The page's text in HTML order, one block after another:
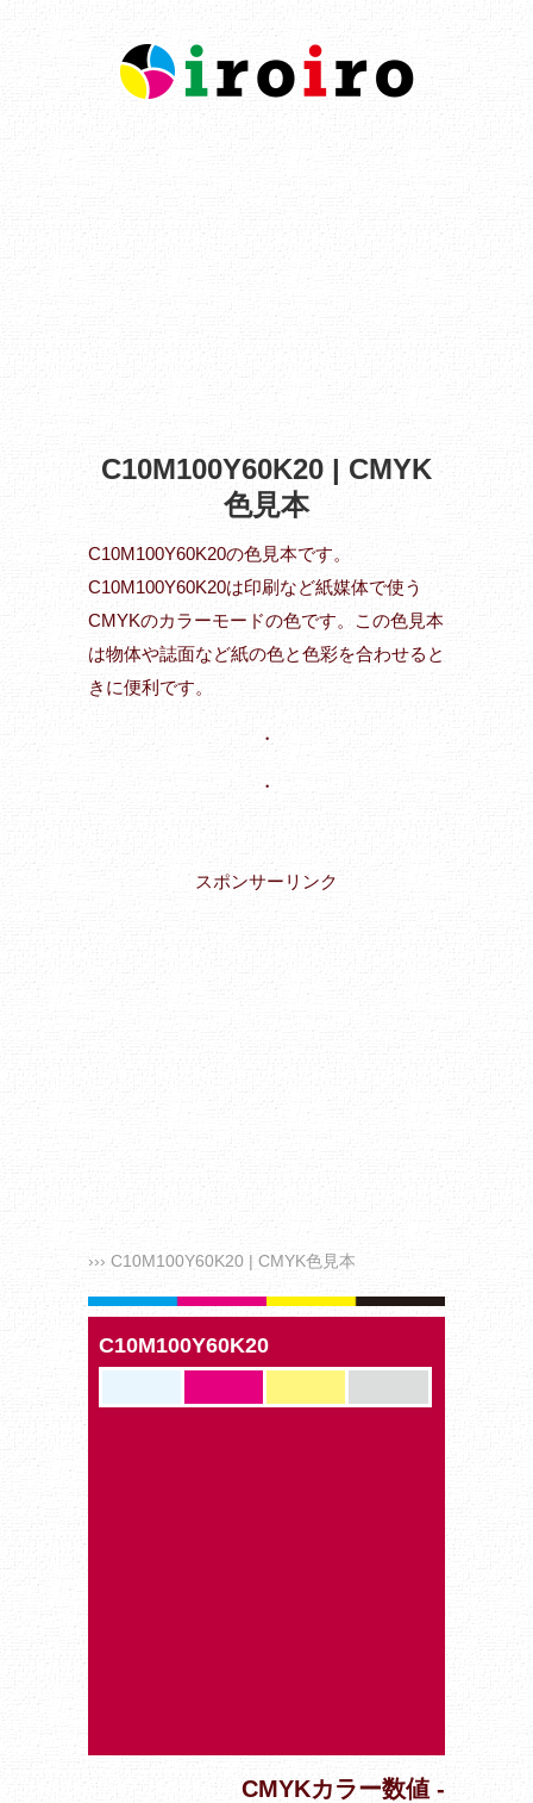
C10M100Y60K20 | CMYK
色見本
C10M100Y60K20の色見本です。
C10M100Y60K20は印刷など紙媒体で使う
CMYKのカラーモードの色です。この色見本
は物体や誌面など紙の色と色彩を合わせると
きに便利です。
・
・
スポンサーリンク
››› C10M100Y60K20 | CMYK色見本
C10M100Y60K20
CMYKカラー数値 -